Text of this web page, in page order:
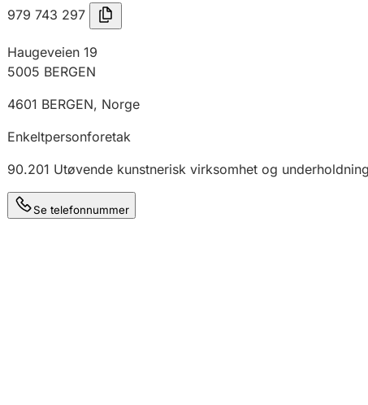
979 743 297
Haugeveien 19
5005 BERGEN
4601 BERGEN, Norge
Enkeltpersonforetak
90.201 Utøvende kunstnerisk virksomhet og
Se telefonnummer